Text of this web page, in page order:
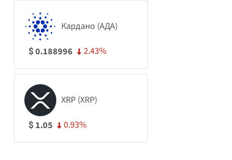
Кардано (АДА)
$0.188996 2.43%
XRP (XRP)
$ 1.05 0.93%